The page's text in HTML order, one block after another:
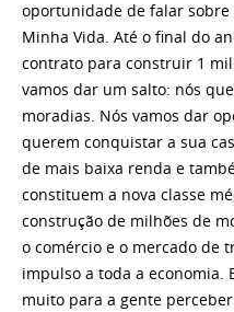
oportunidade de falar sobre
Minha Vida. Até o final do
contrato para construir 1
vamos dar um salto: nós
moradias. Nós vamos dar
querem conquistar a sua
de mais baixa renda e
constituem a nova classe
construção de milhões de
o comércio e o mercado de
impulso a toda a economia.
muito para a gente